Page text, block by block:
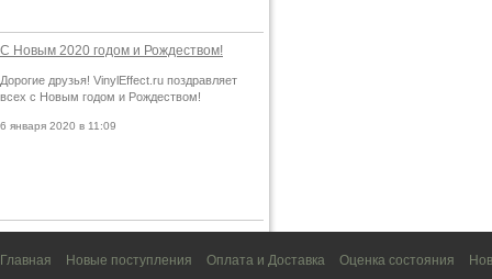
С Новым 2020 годом и Рождеством!
Дорогие друзья! VinylEffect.ru поздравляет
всех с Новым годом и Рождеством!
6 января 2020 в 11:09
Главная Новые поступления Оплата и Доставка Оценка состояния